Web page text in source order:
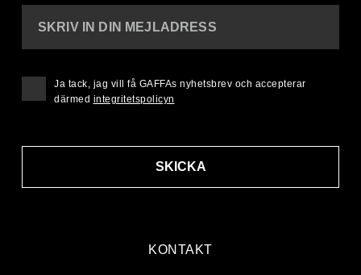
KONTAKT
SKRIV IN DIN MEJLADRESS
SKICKA
Ja tack, jag vill få GAFFAs nyhetsbrev och accepterar
därmed integritetspolicyn